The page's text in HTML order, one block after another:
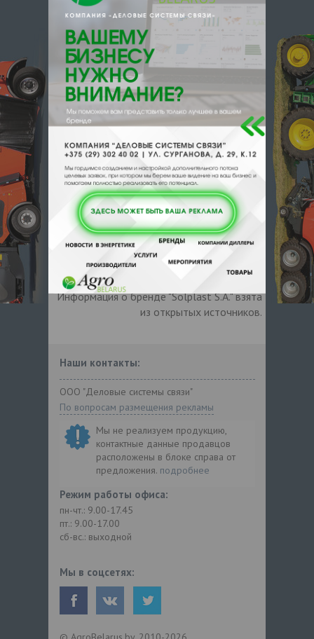
О производителе
О компании
С 1986 года Solplast преобразует
сельское хозяйство с помощью
исследований, технологий и творчества в
области специализированных пластмасс.
Группа состоит из 15 компаний, которые
постоянно дополняют друг друга,
специализируясь в различных сегментах и
областях применения на рынке пластмасс,
что позволяет иметь глобальное видение
сектора, интегрировать различные
решения и служить стартовой площадкой
для новых технологических разработок.
Информация о бренде "Solplast S.A." взята
из открытых источников.
Наши контакты:
ООО "Деловые системы связи"
По вопросам размещения рекламы
Мы не реализуем продукцию,
контактные данные продавцов
расположены в блоке справа от
предложения. подробнее
Режим работы офиса:
пн-чт.: 9.00-17.45
пт.: 9.00-17.00
сб-вс.: выходной
Мы в соцсетях: